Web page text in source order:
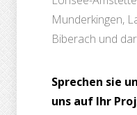
Munderkingen,
Biberach und
Sprechen sie
uns auf Ihr